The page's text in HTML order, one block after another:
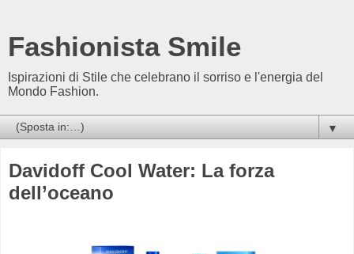
Fashionista Smile
Ispirazioni di Stile che celebrano il sorriso e l'energia del
Mondo Fashion.
▼
Davidoff Cool Water: La forza
dell’oceano